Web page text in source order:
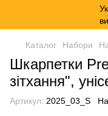
Каталог Набори
Шкарпетки
зітхання",
Артикул: 2025_03_S